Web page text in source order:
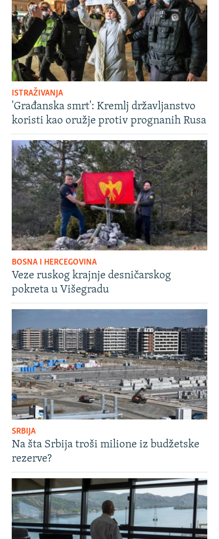
ISTRAŽIVANJA
'Građanska smrt': Kremlj državljanstvo
koristi kao oružje protiv prognanih Rusa
BOSNA I HERCEGOVINA
Veze ruskog krajnje desničarskog
pokreta u Višegradu
SRBIJA
Na šta Srbija troši milione iz budžetske
rezerve?